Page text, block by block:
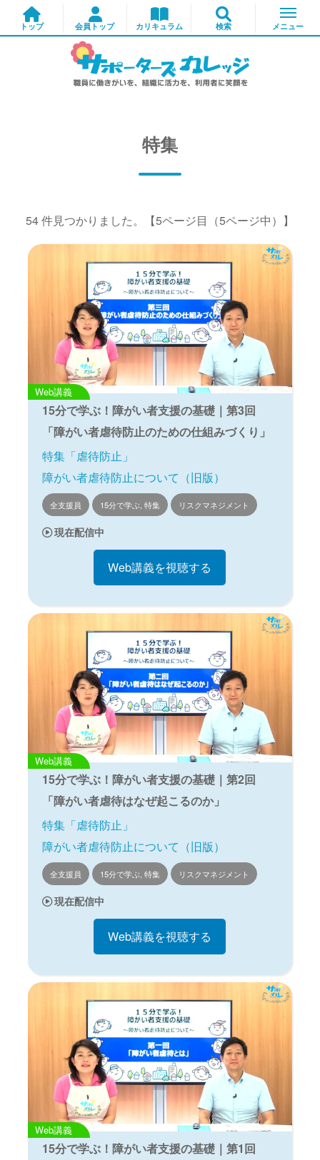
特集
54 件見つかりました。 【5ページ目（5ページ中）】
Web講義
15分で学ぶ！障がい者支援の基礎｜第3回
「障がい者虐待防止のための仕組みづくり」
特集「虐待防止」
障がい者虐待防止について（旧版）
全支援員 15分で学ぶ, 特集 リスクマネジメント
現在配信中
Web講義を視聴する
Web講義
15分で学ぶ！障がい者支援の基礎｜第2回
「障がい者虐待はなぜ起こるのか」
特集「虐待防止」
障がい者虐待防止について（旧版）
全支援員 15分で学ぶ, 特集 リスクマネジメント
現在配信中
Web講義を視聴する
Web講義
15分で学ぶ！障がい者支援の基礎｜第1回